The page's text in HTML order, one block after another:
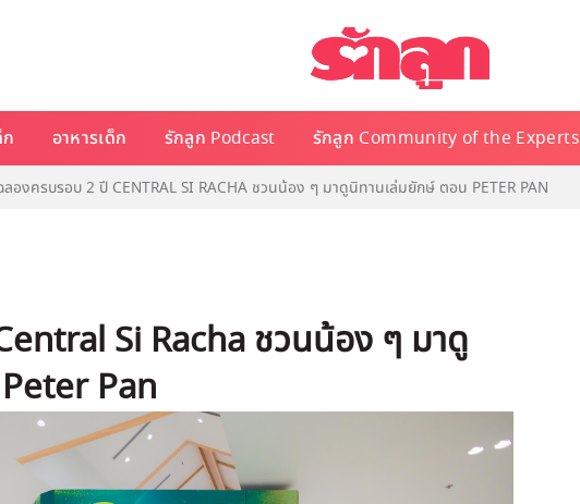
อาหารเด็ก รักลูก Podcast รักลูก Community of the Experts
ลองครบรอบ 2 ปี CENTRAL SI RACHA ชวนน้อง ๆ มาดูนิทานเล่มยักษ์ ตอน PETER PAN
Si Racha ชวนน้อง ๆ มาดู
Pan